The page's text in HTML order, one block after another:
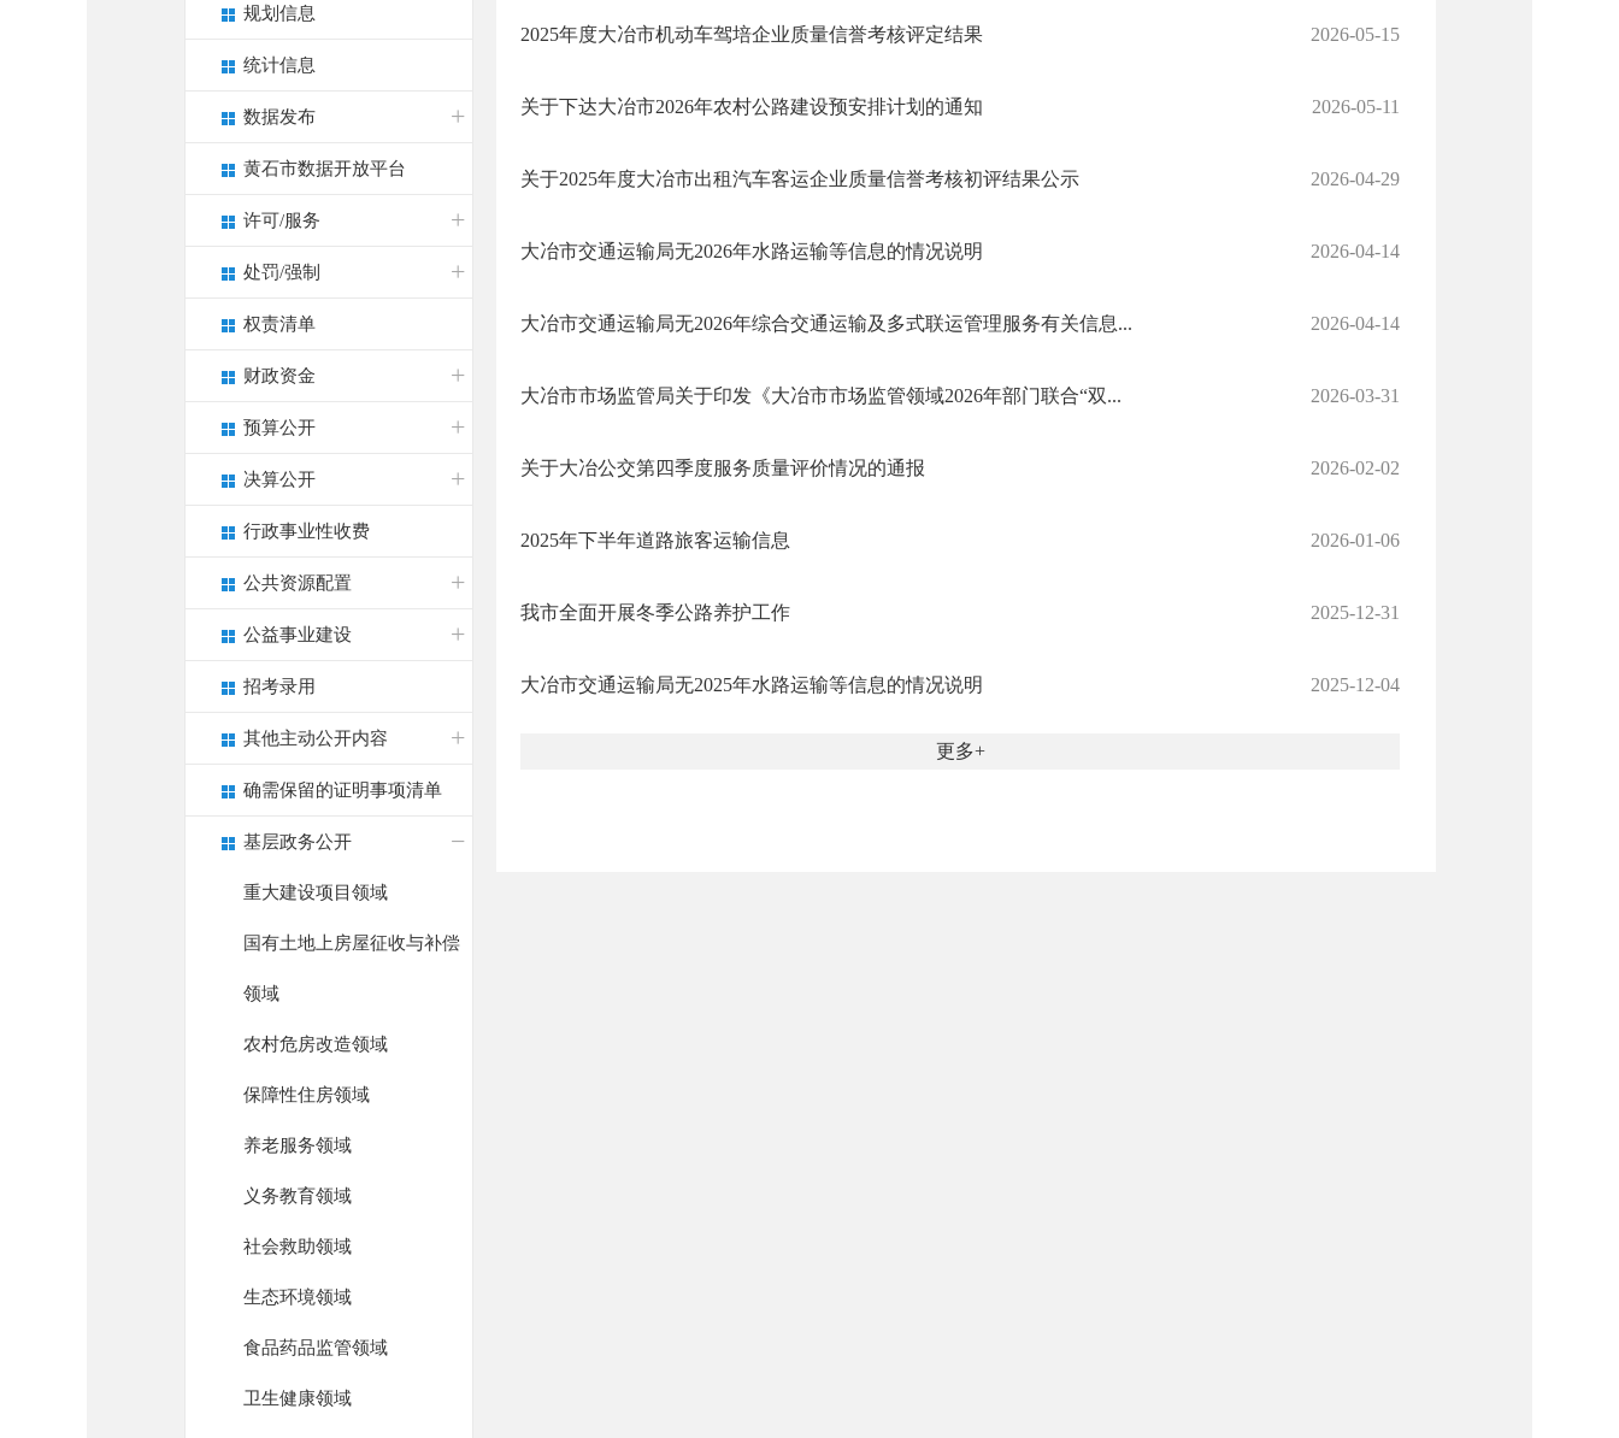
规划信息
统计信息
数据发布
黄石市数据开放平台
许可/服务
处罚/强制
权责清单
财政资金
预算公开
决算公开
行政事业性收费
公共资源配置
公益事业建设
招考录用
其他主动公开内容
确需保留的证明事项清单
基层政务公开
重大建设项目领域
国有土地上房屋征收与补偿
领域
农村危房改造领域
保障性住房领域
养老服务领域
义务教育领域
社会救助领域
生态环境领域
食品药品监管领域
卫生健康领域
2026-05-15
2025年度大冶市机动车驾培企业质量信誉考核评定结果
2026-05-11
关于下达大冶市2026年农村公路建设预安排计划的通知
2026-04-29
关于2025年度大冶市出租汽车客运企业质量信誉考核初评结果公示
2026-04-14
大冶市交通运输局无2026年水路运输等信息的情况说明
2026-04-14
大冶市交通运输局无2026年综合交通运输及多式联运管理服务有关信息...
2026-03-31
大冶市市场监管局关于印发《大冶市市场监管领域2026年部门联合“双...
2026-02-02
关于大冶公交第四季度服务质量评价情况的通报
2026-01-06
2025年下半年道路旅客运输信息
2025-12-31
我市全面开展冬季公路养护工作
2025-12-04
大冶市交通运输局无2025年水路运输等信息的情况说明
更多